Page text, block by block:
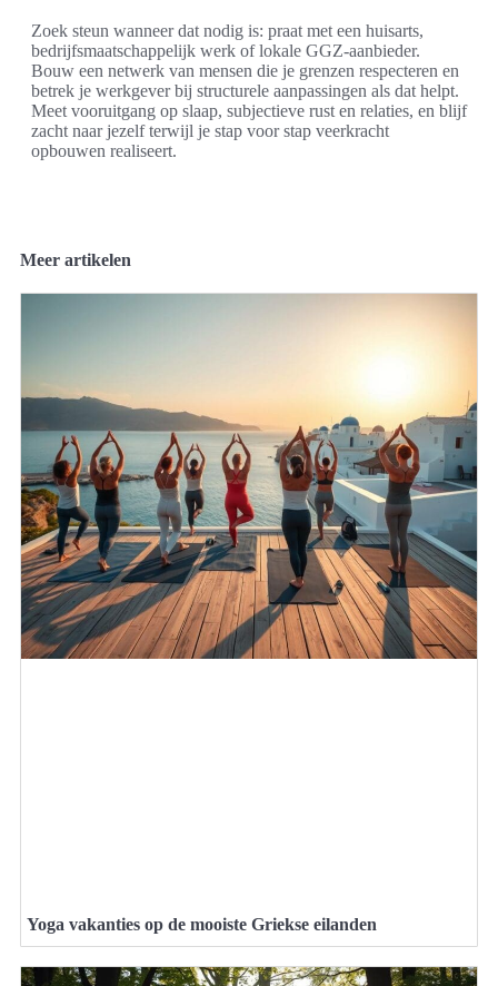
Zoek steun wanneer dat nodig is: praat met een huisarts,
bedrijfsmaatschappelijk werk of lokale GGZ-aanbieder.
Bouw een netwerk van mensen die je grenzen respecteren en
betrek je werkgever bij structurele aanpassingen als dat helpt.
Meet vooruitgang op slaap, subjectieve rust en relaties, en blijf
zacht naar jezelf terwijl je stap voor stap veerkracht
opbouwen realiseert.
Meer artikelen
Yoga vakanties op de mooiste Griekse eilanden